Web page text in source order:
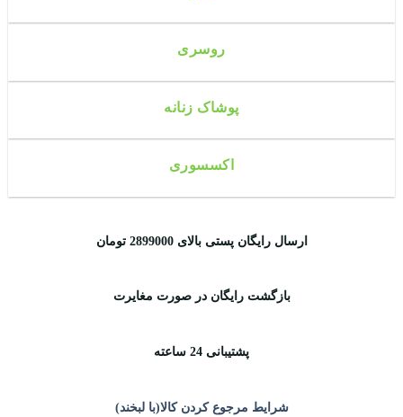
روسری
پوشاک زنانه
اکسسوری
ارسال رایگان پستی بالای 2899000 تومان
بازگشت رایگان در صورت مغایرت
پشتیبانی 24 ساعته
شرایط مرجوع کردن کالا(با لبخند)